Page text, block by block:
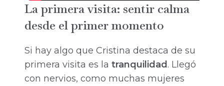
La primera visita: sentir calma
desde el primer momento
Si hay algo que Cristina destaca de su
primera visita es la tranquilidad . Llegó
con nervios, como muchas mujeres